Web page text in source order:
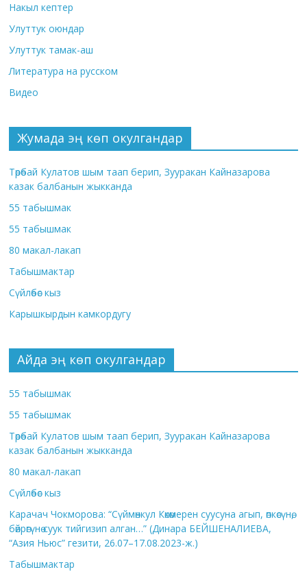
Накыл кептер
Улуттук оюндар
Улуттук тамак-аш
Литература на русском
Видео
Жумада эң көп окулгандар
Төрөбай Кулатов шым таап берип, Зууракан Кайназарова
казак балбанын жыкканда
55 табышмак
55 табышмак
80 макал-лакап
Табышмактар
Сүйлөбөс кыз
Карышкырдын камкордугу
Айда эң көп окулгандар
55 табышмак
55 табышмак
Төрөбай Кулатов шым таап берип, Зууракан Кайназарова
казак балбанын жыкканда
80 макал-лакап
Сүйлөбөс кыз
Карачач Чокморова: “Сүймөнкул Көкөмерен суусуна агып, өпкөсүнө,
бөйрөгүнө суук тийгизип алган…” (Динара БЕЙШЕНАЛИЕВА,
“Азия Ньюс” гезити, 26.07–17.08.2023-ж.)
Табышмактар